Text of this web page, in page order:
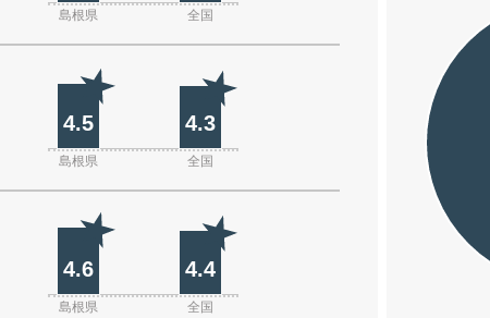
島根県 全国
4.5 4.3
島根県 全国
4.6 4.4
島根県 全国